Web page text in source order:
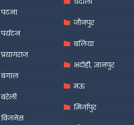
पटना
पर्यटन
प्रयागराज
बंगाल
बरेली
बिजनेस
जौनपुर
बलिया
भदोही, ज्ञानपुर
मऊ
मिर्जापुर